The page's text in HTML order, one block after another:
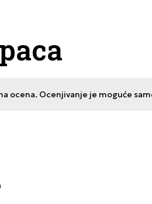
ocena. Ocenjivanje je moguće